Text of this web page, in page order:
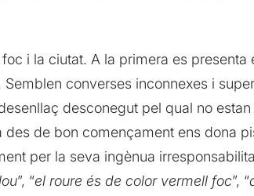
i la ciutat. A la primera es presenta
converses inconnexes i
desconegut pel qual no
des de bon començament ens dona
per la seva ingènua
”, “el roure és de color vermell foc”, “